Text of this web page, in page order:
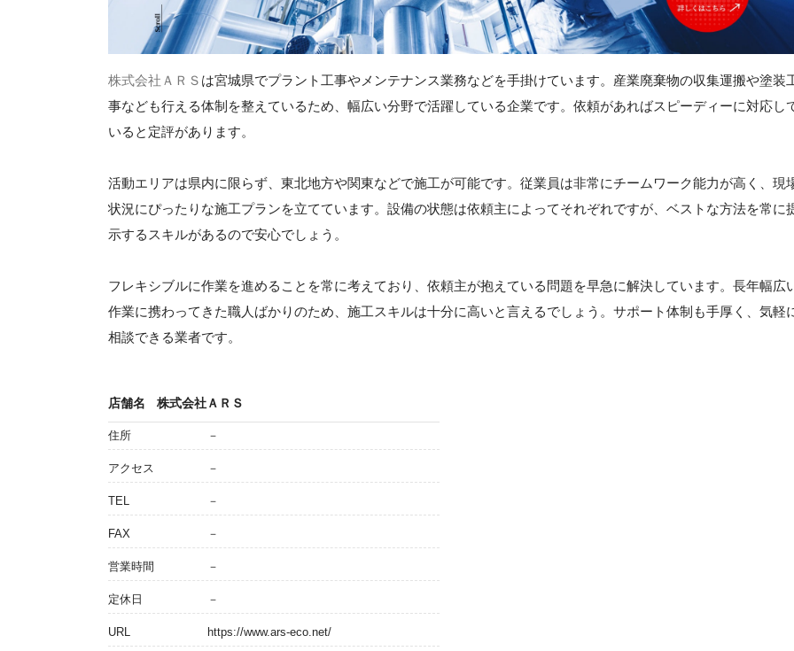
株式会社ＡＲＳ は宮城県でプラント工事やメンテナンス業務などを手掛けています。産業廃棄物の収集運搬や塗装
事なども行える体制を整えているため、幅広い分野で活躍している企業です。依頼があればスピーディーに対応し
いると定評があります。
活動エリアは県内に限らず、東北地方や関東などで施工が可能です。従業員は非常にチームワーク能力が高く、現
状況にぴったりな施工プランを立てています。設備の状態は依頼主によってそれぞれですが、ベストな方法を常に
示するスキルがあるので安心でしょう。
フレキシブルに作業を進めることを常に考えており、依頼主が抱えている問題を早急に解決しています。長年幅広
作業に携わってきた職人ばかりのため、施工スキルは十分に高いと言えるでしょう。サポート体制も手厚く、気軽
相談できる業者です。
店舗名 株式会社ＡＲＳ
住所 －
アクセス －
TEL －
FAX －
営業時間 －
定休日 －
URL https://www.ars-eco.net/